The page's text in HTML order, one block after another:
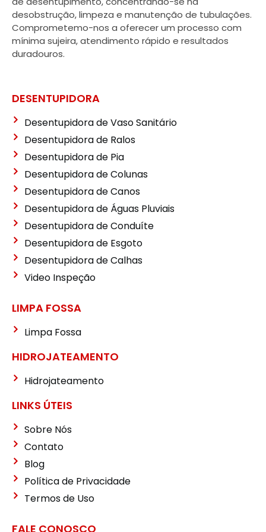
desobstrução, limpeza e manutenção de tubulações.
Comprometemo-nos a oferecer um processo com
mínima sujeira, atendimento rápido e resultados
duradouros.
DESENTUPIDORA
Desentupidora de Vaso Sanitário
Desentupidora de Ralos
Desentupidora de Pia
Desentupidora de Colunas
Desentupidora de Canos
Desentupidora de Águas Pluviais
Desentupidora de Conduíte
Desentupidora de Esgoto
Desentupidora de Calhas
Video Inspeção
LIMPA FOSSA
Limpa Fossa
HIDROJATEAMENTO
Hidrojateamento
LINKS ÚTEIS
Sobre Nós
Contato
Blog
Política de Privacidade
Termos de Uso
FALE CONOSCO